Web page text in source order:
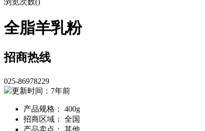
浏览次数()
全脂羊乳粉
招商热线
025-86978229
更新时间：7年前
产品规格： 400g
招商区域： 全国
产品卖点： 其他